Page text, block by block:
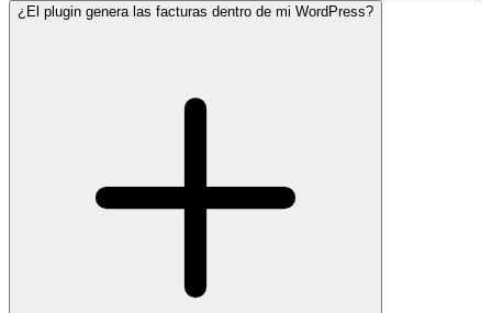
¿El plugin genera las facturas dentro de mi WordPress?